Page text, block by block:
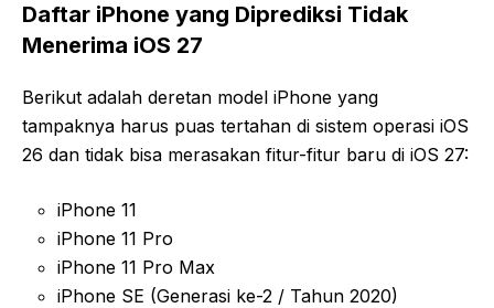
Daftar iPhone yang Diprediksi Tidak
Menerima iOS 27
Berikut adalah deretan model iPhone yang
tampaknya harus puas tertahan di sistem operasi iOS
26 dan tidak bisa merasakan fitur-fitur baru di iOS 27:
iPhone 11
iPhone 11 Pro
iPhone 11 Pro Max
iPhone SE (Generasi ke-2 / Tahun 2020)